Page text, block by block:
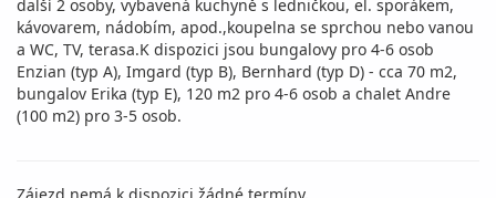
další 2 osoby, vybavená kuchyně s ledničkou, el. sporákem,
kávovarem, nádobím, apod.,koupelna se sprchou nebo vanou
a WC, TV, terasa.K dispozici jsou bungalovy pro 4-6 osob
Enzian (typ A), Imgard (typ B), Bernhard (typ D) - cca 70 m2,
bungalov Erika (typ E), 120 m2 pro 4-6 osob a chalet Andre
(100 m2) pro 3-5 osob.